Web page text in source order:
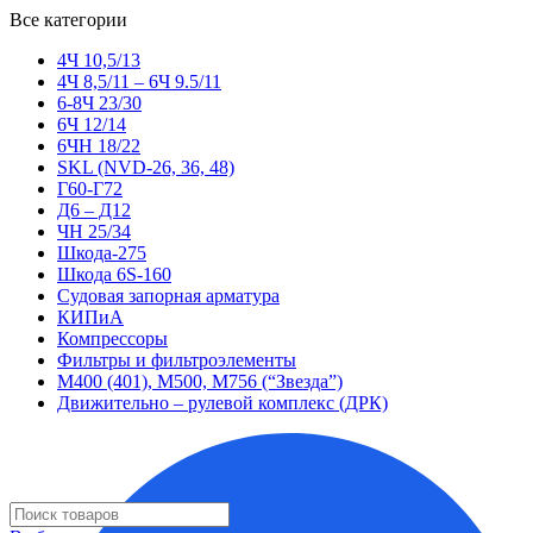
Все категории
4Ч 10,5/13
4Ч 8,5/11 – 6Ч 9.5/11
6-8Ч 23/30
6Ч 12/14
6ЧН 18/22
SKL (NVD-26, 36, 48)
Г60-Г72
Д6 – Д12
ЧН 25/34
Шкода-275
Шкода 6S-160
Судовая запорная арматура
КИПиА
Компрессоры
Фильтры и фильтроэлементы
М400 (401), М500, М756 (“Звезда”)
Движительно – рулевой комплекс (ДРК)